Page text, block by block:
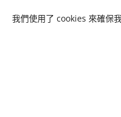
我們使用了 cookies 來確保